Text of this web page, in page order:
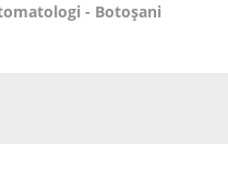
- Botoşani